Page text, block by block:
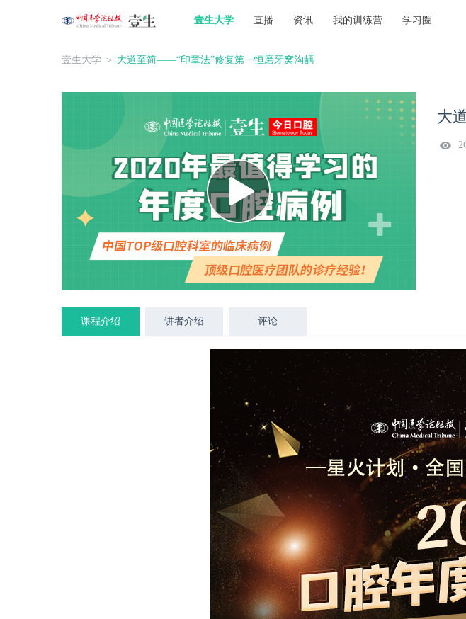
壹生大学 直播 资讯 我的训练营 学习圈
壹生大学 ＞ 大道至简——“印章法”修复第一恒磨牙窝沟龋
大
课程介绍 讲者介绍 评论